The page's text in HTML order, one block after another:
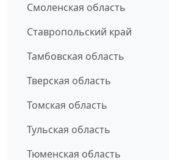
Смоленская область
Ставропольский край
Тамбовская область
Тверская область
Томская область
Тульская область
Тюменская область